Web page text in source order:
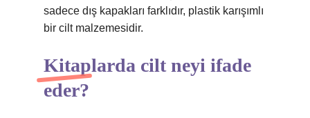
sadece dış kapakları farklıdır, plastik karışımlı
bir cilt malzemesidir.
Kitaplarda cilt neyi ifade
eder?